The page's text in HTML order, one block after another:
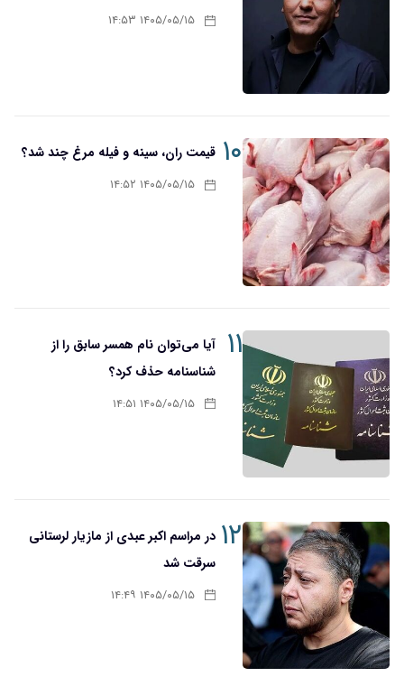
۱۴۰۵/۰۵/۱۵ ۱۴:۵۳
۱۰ قیمت ران، سینه و فیله مرغ چند شد؟
۱۴۰۵/۰۵/۱۵ ۱۴:۵۲
۱۱
آیا می‌توان نام همسر سابق را از
شناسنامه حذف کرد؟
۱۴۰۵/۰۵/۱۵ ۱۴:۵۱
۱۲ در مراسم اکبر عبدی از مازیار لرستانی
سرقت شد
۱۴۰۵/۰۵/۱۵ ۱۴:۴۹